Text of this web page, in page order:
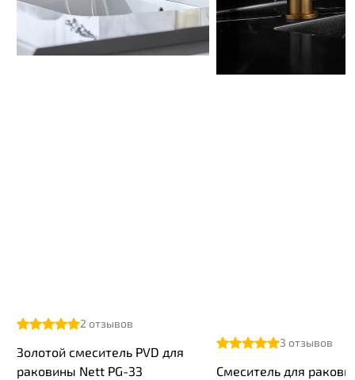
2 отзывов
Золотой смеситель PVD для
раковины Nett PG-33
3 отзывов
Смеситель для